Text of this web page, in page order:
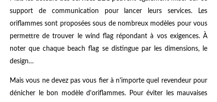
support de communication pour lancer leurs services. Les
oriflammes sont proposées sous de nombreux modèles pour vous
permettre de trouver le wind flag répondant à vos exigences. À
noter que chaque beach flag se distingue par les dimensions, le
design…
Mais vous ne devez pas vous fier à n'importe quel revendeur pour
dénicher le bon modèle d'oriflammes. Pour éviter les mauvaises